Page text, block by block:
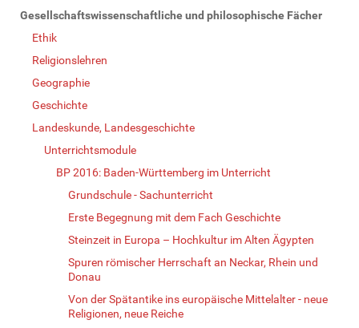
Gesellschaftswissenschaftliche und philosophische Fächer
Ethik
Religionslehren
Geographie
Geschichte
Landeskunde, Landesgeschichte
Unterrichtsmodule
BP 2016: Baden-Württemberg im Unterricht
Grundschule - Sachunterricht
Erste Begegnung mit dem Fach Geschichte
Steinzeit in Europa – Hochkultur im Alten Ägypten
Spuren römischer Herrschaft an Neckar, Rhein und
Donau
Von der Spätantike ins europäische Mittelalter - neue
Religionen, neue Reiche